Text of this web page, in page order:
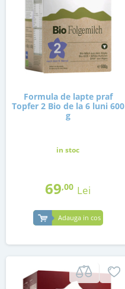
Formula de lapte praf
Topfer 2 Bio de la 6 luni 600
g
in stoc
69,00 Lei
Adauga in cos